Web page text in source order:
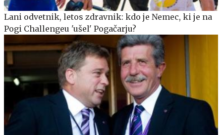
Lani odvetnik, letos zdravnik: kdo je Nemec, ki je na
Pogi Challengeu 'ušel' Pogačarju?